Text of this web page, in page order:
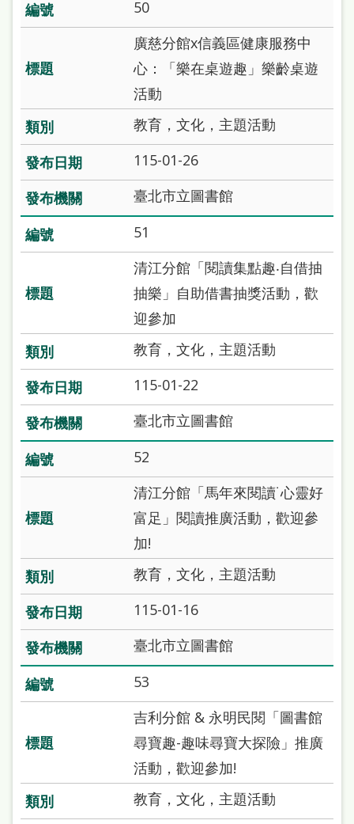
50
廣慈分館x信義區健康服務中
心：「樂在桌遊趣」樂齡桌遊
活動
教育，文化，主題活動
115-01-26
臺北市立圖書館
51
清江分館「閱讀集點趣‧自借抽
抽樂」自助借書抽獎活動，歡
迎參加
教育，文化，主題活動
115-01-22
臺北市立圖書館
52
清江分館「馬年來閱讀˙心靈好
富足」閱讀推廣活動，歡迎參
加!
教育，文化，主題活動
115-01-16
臺北市立圖書館
53
吉利分館 & 永明民閱「圖書館
尋寶趣-趣味尋寶大探險」推廣
活動，歡迎參加!
教育，文化，主題活動